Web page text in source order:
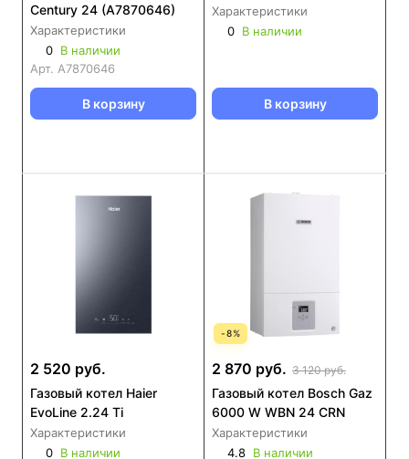
Century 24 (А7870646)
Характеристики
0 В наличии
Арт. А7870646
В корзину
Характеристики
0 В наличии
В корзину
2 520 руб.
Газовый котел Haier
EvoLine 2.24 Ti
Характеристики
0 В наличии
-8%
2 870 руб. 3 120 руб.
Газовый котел Bosch Gaz
6000 W WBN 24 CRN
Характеристики
4.8 В наличии